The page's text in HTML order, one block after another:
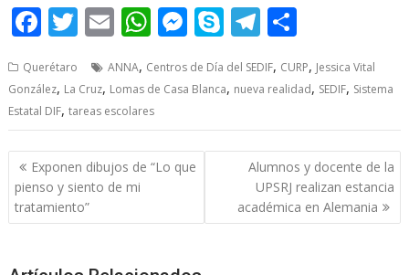
F
e
b
o
o
k
T
itt
er
E
ai
l
W
at
s
A
p
M
ss
n
g
S
y
e
T
e
a
m
ar
Querétaro ANNA, Centros de Día del SEDIF, CURP, Jessica Vital
González, La Cruz, Lomas de Casa Blanca, nueva realidad, SEDIF, Sistema
Estatal DIF,tareas escolares
Post
navigation
Exponen dibujos de “Lo que
pienso y siento de mi
tratamiento”
Alumnos y docente de la
UPSRJ realizan estancia
académica en Alemania